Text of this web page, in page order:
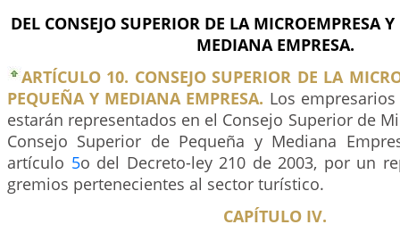
DEL CONSEJO SUPERIOR DE LA MICROEMPRESA
MEDIANA EMPRESA.
ARTÍCULO 10. CONSEJO SUPERIOR DE LA
PEQUEÑA Y MEDIANA EMPRESA. Los
estarán representados en el Consejo Superior de
Consejo Superior de Pequeña y Mediana
artículo 5o del Decreto-ley 210 de 2003, por un
gremios pertenecientes al sector turístico.
CAPÍTULO IV.